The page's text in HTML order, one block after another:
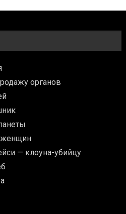
органов
— клоуна-убийцу